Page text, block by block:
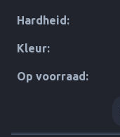
Hardheid:
Kleur:
Op voorraad: